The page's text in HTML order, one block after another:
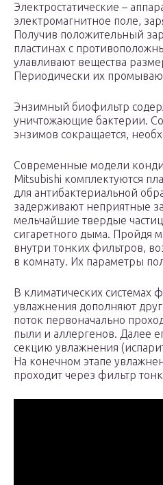
Электростатические –
электромагнитное поле,
Получив положительный
пластинах с
улавливают вещества
Периодически их
Энзимный биофильтр
уничтожающие бактерии.
энзимов сокращается,
Современные модели
Mitsubishi комплектуются
для антибактериальной
задерживают неприятные
мельчайшие твердые
сигаретного дыма. Пройдя
внутри тонких фильтров,
в комнату. Их параметры
В климатических системах
увлажнения дополняют
поток первоначально
пыли и аллергенов. Далее
секцию увлажнения
На конечном этапе
проходит через фильтр